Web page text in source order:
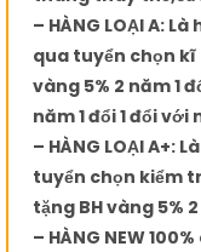
– HÀNG LOẠI A:
qua tuyển chọn kĩ
vàng 5% 2 năm 1
năm 1 đổi 1 đổi
– HÀNG LOẠI A+:
tuyển chọn kiểm
tặng BH vàng 5% 2
– HÀNG NEW